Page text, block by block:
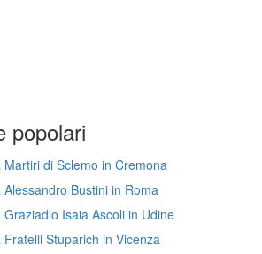
popolari
Martiri di Sclemo in Cremona
Alessandro Bustini in Roma
Graziadio Isaia Ascoli in Udine
Fratelli Stuparich in Vicenza